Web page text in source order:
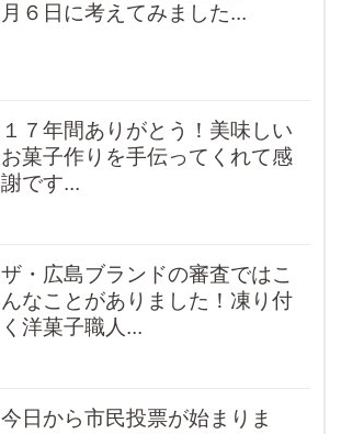
月６日に考えてみました...
１７年間ありがとう！美味しい
お菓子作りを手伝ってくれて感
謝です...
ザ・広島ブランドの審査ではこ
んなことがありました！凍り付
く洋菓子職人...
今日から市民投票が始まりま